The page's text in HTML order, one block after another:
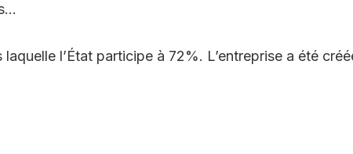
l’État participe à 72%. L’entreprise a été